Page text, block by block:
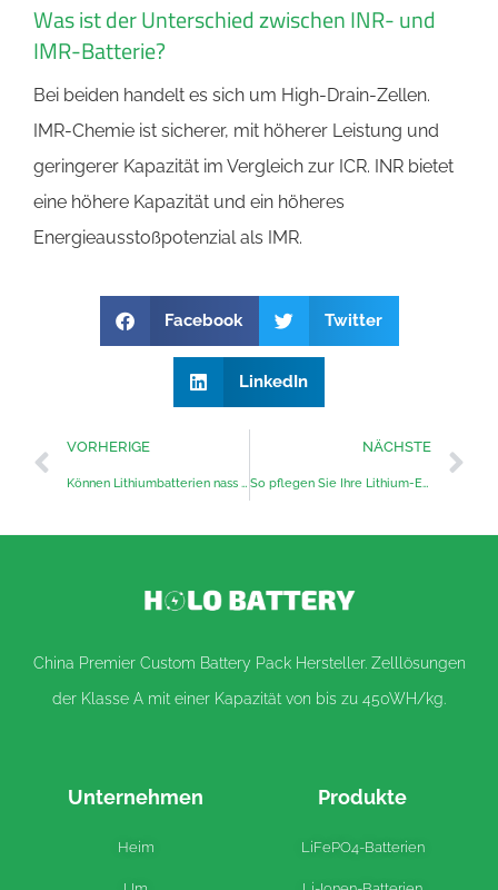
Was ist der Unterschied zwischen INR- und
IMR-Batterie?
Bei beiden handelt es sich um High-Drain-Zellen.
IMR-Chemie ist sicherer, mit höherer Leistung und
geringerer Kapazität im Vergleich zur ICR. INR bietet
eine höhere Kapazität und ein höheres
Energieausstoßpotenzial als IMR.
Facebook Twitter
LinkedIn
VORHERIGE
Können Lithiumbatterien nass werden?
NÄCHSTE
So pflegen Sie Ihre Lithium-Eisen-Batterie
China Premier Custom Battery Pack Hersteller. Zelllösungen
der Klasse A mit einer Kapazität von bis zu 450WH/kg.
Unternehmen
Heim
Produkte
LiFePO4-Batterien